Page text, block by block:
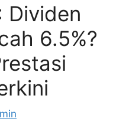
Dividen
6.5%?